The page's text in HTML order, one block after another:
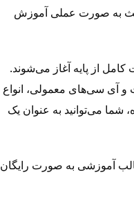
به صورت عملی آموزش
از پایه آغاز می‌شوند.
و آی سی‌های معمولی، انواع
شما می‌توانید به عنوان یک
آموزشی به صورت رایگان